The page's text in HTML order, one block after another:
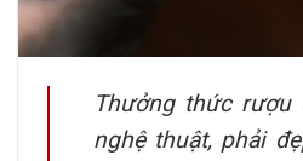
Thưởng thức
nghệ thuật, phải